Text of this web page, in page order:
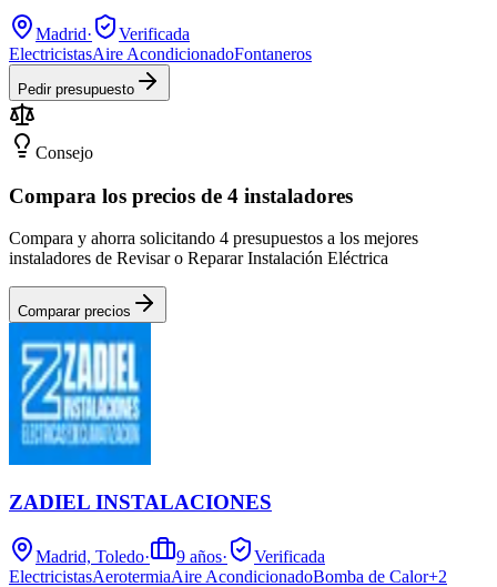
Madrid·
Verificada
ElectricistasAire AcondicionadoFontaneros
Pedir presupuesto
Consejo
Compara los precios de 4 instaladores
Compara y ahorra solicitando 4 presupuestos a los mejores
instaladores de Revisar o Reparar Instalación Eléctrica
Comparar precios
ZADIEL INSTALACIONES
Madrid, Toledo· 9 años·
Verificada
ElectricistasAerotermiaAire AcondicionadoBomba de Calor+2